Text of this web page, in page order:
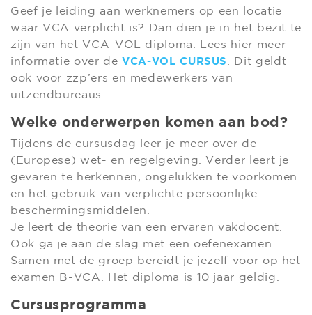
Geef je leiding aan werknemers op een locatie
waar VCA verplicht is? Dan dien je in het bezit te
zijn van het VCA-VOL diploma. Lees hier meer
informatie over de VCA-VOL CURSUS . Dit geldt
ook voor zzp’ers en medewerkers van
uitzendbureaus.
Welke onderwerpen komen aan bod?
Tijdens de cursusdag leer je meer over de
(Europese) wet- en regelgeving. Verder leert je
gevaren te herkennen, ongelukken te voorkomen
en het gebruik van verplichte persoonlijke
beschermingsmiddelen.
Je leert de theorie van een ervaren vakdocent.
Ook ga je aan de slag met een oefenexamen.
Samen met de groep bereidt je jezelf voor op het
examen B-VCA. Het diploma is 10 jaar geldig.
Cursusprogramma